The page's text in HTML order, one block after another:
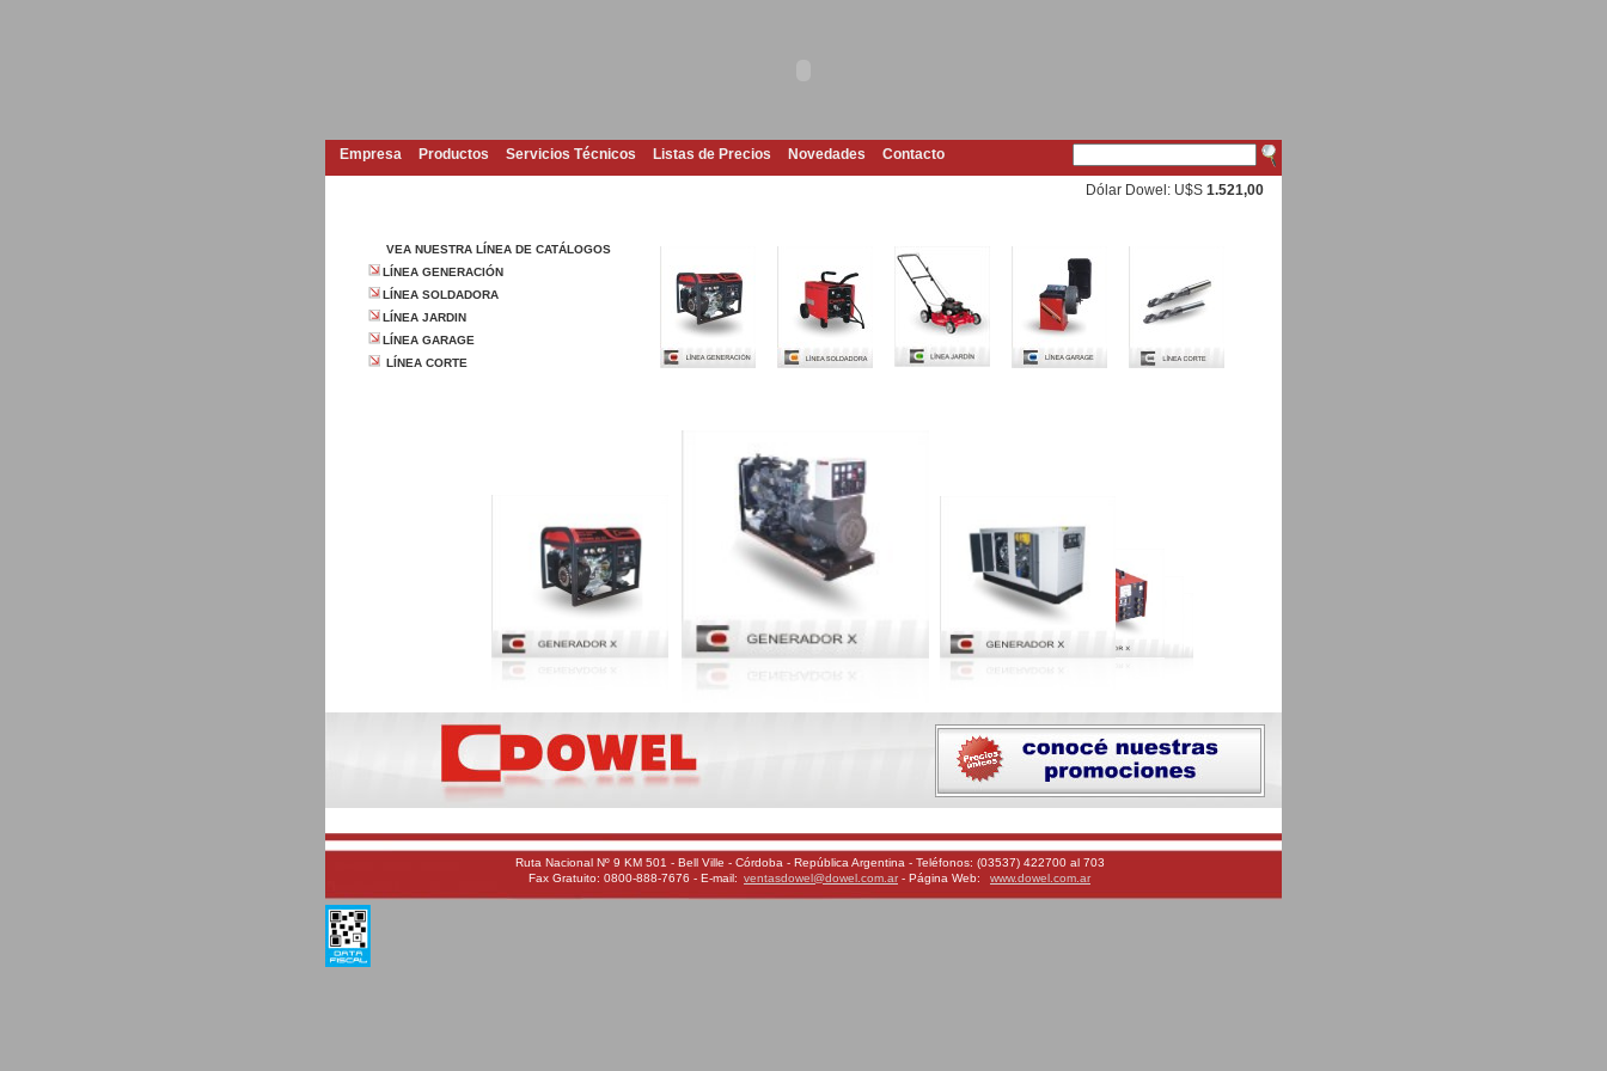
Empresa Productos Servicios Técnicos Listas de Precios Novedades Contacto
Dólar Dowel: U$S 1.521,00
VEA NUESTRA LÍNEA DE CATÁLOGOS
LÍNEA GENERACIÓN
LÍNEA SOLDADORA
LÍNEA JARDIN
LÍNEA GARAGE
LÍNEA CORTE
Ruta Nacional Nº 9 KM 501 - Bell Ville - Córdoba - República Argentina - Teléfonos: (03537) 422700 al 703
Fax Gratuito: 0800-888-7676 - E-mail: ventasdowel@dowel.com.ar - Página Web: www.dowel.com.ar